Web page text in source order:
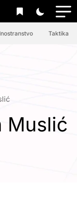
Inostranstvo Taktika
Muslić